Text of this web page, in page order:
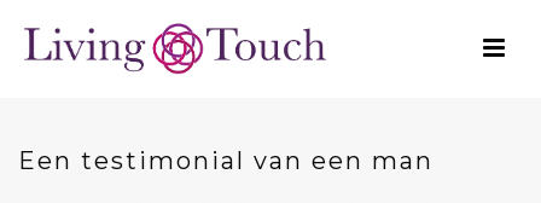
Een testimonial van een man